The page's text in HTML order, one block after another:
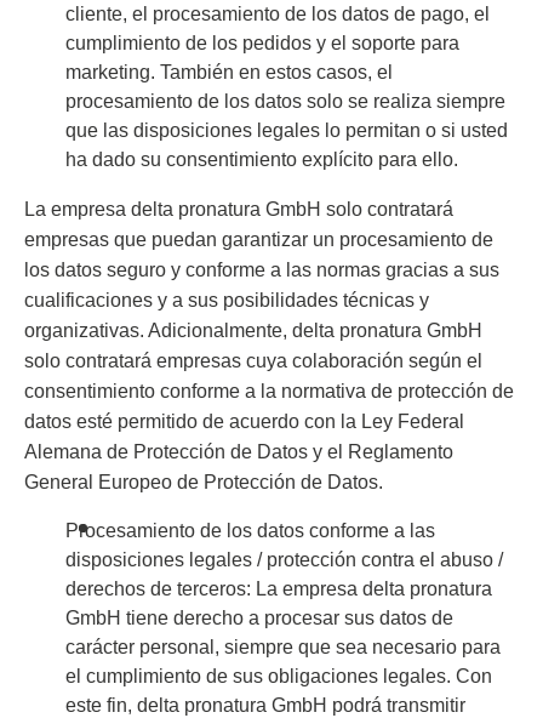
cliente, el procesamiento de los datos de pago, el
cumplimiento de los pedidos y el soporte para
marketing. También en estos casos, el
procesamiento de los datos solo se realiza siempre
que las disposiciones legales lo permitan o si usted
ha dado su consentimiento explícito para ello.
La empresa delta pronatura GmbH solo contratará
empresas que puedan garantizar un procesamiento de
los datos seguro y conforme a las normas gracias a sus
cualificaciones y a sus posibilidades técnicas y
organizativas. Adicionalmente, delta pronatura GmbH
solo contratará empresas cuya colaboración según el
consentimiento conforme a la normativa de protección de
datos esté permitido de acuerdo con la Ley Federal
Alemana de Protección de Datos y el Reglamento
General Europeo de Protección de Datos.
Procesamiento de los datos conforme a las
disposiciones legales / protección contra el abuso /
derechos de terceros: La empresa delta pronatura
GmbH tiene derecho a procesar sus datos de
carácter personal, siempre que sea necesario para
el cumplimiento de sus obligaciones legales. Con
este fin, delta pronatura GmbH podrá transmitir